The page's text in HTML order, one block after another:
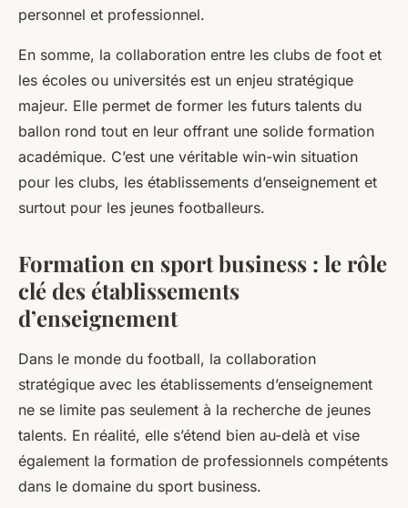
personnel et professionnel.
En somme, la collaboration entre les clubs de foot et
les écoles ou universités est un enjeu stratégique
majeur. Elle permet de former les futurs talents du
ballon rond tout en leur offrant une solide formation
académique. C’est une véritable win-win situation
pour les clubs, les établissements d’enseignement et
surtout pour les jeunes footballeurs.
Formation en sport business : le rôle
clé des établissements
d’enseignement
Dans le monde du football, la collaboration
stratégique avec les établissements d’enseignement
ne se limite pas seulement à la recherche de jeunes
talents. En réalité, elle s’étend bien au-delà et vise
également la formation de professionnels compétents
dans le domaine du sport business.